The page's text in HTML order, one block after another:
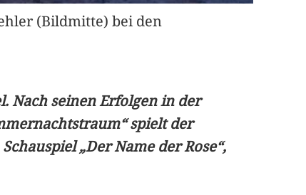
(Bildmitte) bei den
Nach seinen Erfolgen in der
spielt der
„Der Name der Rose“,